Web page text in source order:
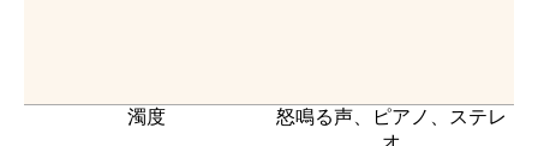
濁度
怒鳴る声、ピアノ、ステレ